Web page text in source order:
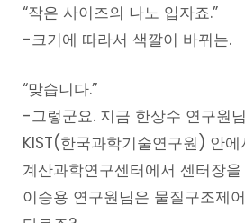
“작은 사이즈의 나노 입자죠.”
-크기에 따라서 색깔이 바뀌는.
“맞습니다.”
-그렇군요. 지금 한상수 연구원
KIST(한국과학기술연구원) 안에
계산과학연구센터에서 센터장
이승용 연구원님은 물질구조제